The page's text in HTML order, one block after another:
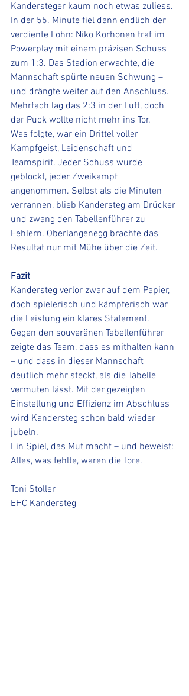
Kandersteger kaum noch etwas zuliess.
In der 55. Minute fiel dann endlich der
verdiente Lohn: Niko Korhonen traf im
Powerplay mit einem präzisen Schuss
zum 1:3. Das Stadion erwachte, die
Mannschaft spürte neuen Schwung –
und drängte weiter auf den Anschluss.
Mehrfach lag das 2:3 in der Luft, doch
der Puck wollte nicht mehr ins Tor.
Was folgte, war ein Drittel voller
Kampfgeist, Leidenschaft und
Teamspirit. Jeder Schuss wurde
geblockt, jeder Zweikampf
angenommen. Selbst als die Minuten
verrannen, blieb Kandersteg am Drücker
und zwang den Tabellenführer zu
Fehlern. Oberlangenegg brachte das
Resultat nur mit Mühe über die Zeit.
Fazit
Kandersteg verlor zwar auf dem Papier,
doch spielerisch und kämpferisch war
die Leistung ein klares Statement.
Gegen den souveränen Tabellenführer
zeigte das Team, dass es mithalten kann
– und dass in dieser Mannschaft
deutlich mehr steckt, als die Tabelle
vermuten lässt. Mit der gezeigten
Einstellung und Effizienz im Abschluss
wird Kandersteg schon bald wieder
jubeln.
Ein Spiel, das Mut macht – und beweist:
Alles, was fehlte, waren die Tore.
Toni Stoller
EHC Kandersteg